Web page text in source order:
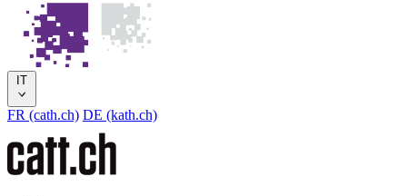
IT
FR (cath.ch) DE (kath.ch)